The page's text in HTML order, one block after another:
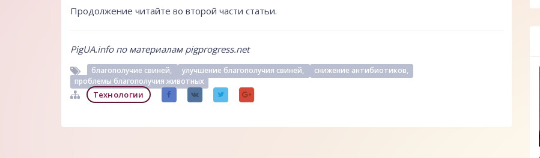
Продолжение читайте во второй части статьи.
PigUA.info по материалам pigprogress.net
благополучие свиней, улучшение благополучия свиней,
снижение антибиотиков,
проблемы благополучия животных
Технологии